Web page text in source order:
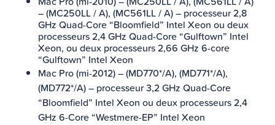
– (MC250LL / A), (MC561LL / A) – processeur 2,8
GHz Quad-Core “Bloomfield” Intel Xeon ou deux
processeurs 2,4 GHz Quad-Core “Gulftown” Intel
Xeon, ou deux processeurs 2,66 GHz 6-core
“Gulftown” Intel Xeon
Mac Pro (mi-2012) – (MD770*/A), (MD771*/A),
(MD772*/A) – processeur 3,2 GHz Quad-Core
“Bloomfield” Intel Xeon ou deux processeurs 2,4
GHz 6-Core “Westmere-EP” Intel Xeon